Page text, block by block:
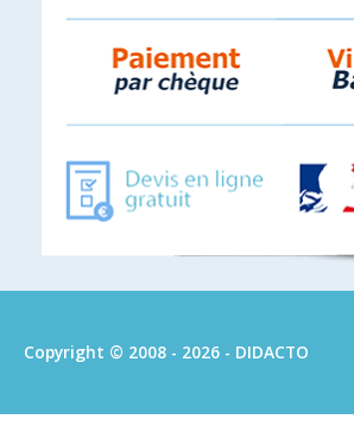
Copyright © 2008 - 2026 - DIDACTO